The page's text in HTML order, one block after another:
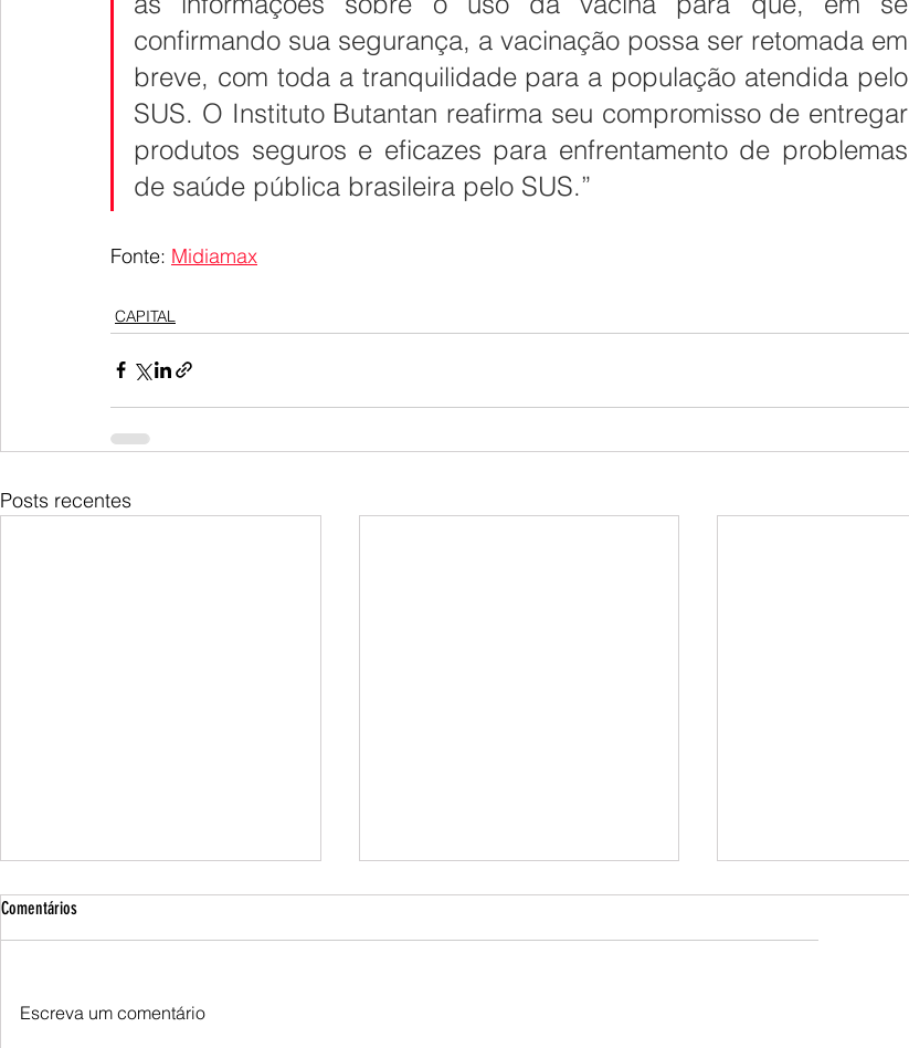
confirmando sua segurança, a vacinação possa ser retomada em
breve, com toda a tranquilidade para a população atendida pelo
SUS. O Instituto Butantan reafirma seu compromisso de entregar
produtos seguros e eficazes para enfrentamento de problemas
de saúde pública brasileira pelo SUS.”
Fonte: Midiamax
CAPITAL
Posts recentes
Comentários
Escreva um comentário